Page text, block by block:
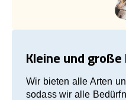
Kleine und
Wir bieten alle Arten
sodass wir alle